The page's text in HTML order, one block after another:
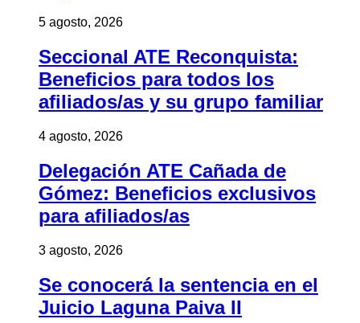
5 agosto, 2026
Seccional ATE Reconquista:
Beneficios para todos los
afiliados/as y su grupo familiar
4 agosto, 2026
Delegación ATE Cañada de
Gómez: Beneficios exclusivos
para afiliados/as
3 agosto, 2026
Se conocerá la sentencia en el
Juicio Laguna Paiva II